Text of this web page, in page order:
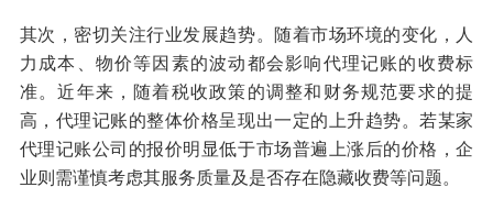
其次，密切关注行业发展趋势。随着市场环境的变化，人
力成本、物价等因素的波动都会影响代理记账的收费标
准。近年来，随着税收政策的调整和财务规范要求的提
高，代理记账的整体价格呈现出一定的上升趋势。若某家
代理记账公司的报价明显低于市场普遍上涨后的价格，企
业则需谨慎考虑其服务质量及是否存在隐藏收费等问题。